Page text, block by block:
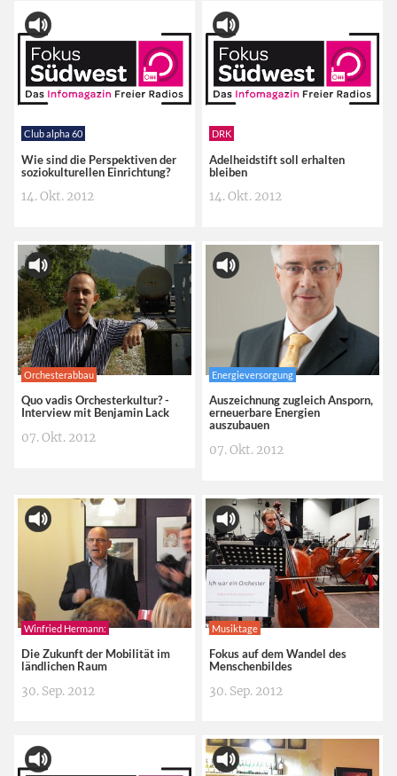
Club alpha 60
Wie sind die Perspektiven der
soziokulturellen Einrichtung?
14. Okt. 2012
DRK
Adelheidstift soll erhalten
bleiben
14. Okt. 2012
Orchesterabbau
Quo vadis Orchesterkultur? -
Interview mit Benjamin Lack
07. Okt. 2012
Energieversorgung
Auszeichnung zugleich Ansporn,
erneuerbare Energien
auszubauen
07. Okt. 2012
Winfried Hermann:
Die Zukunft der Mobilität im
ländlichen Raum
30. Sep. 2012
Musiktage
Fokus auf dem Wandel des
Menschenbildes
30. Sep. 2012